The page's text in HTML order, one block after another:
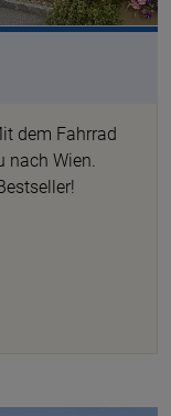
dem Fahrrad
nach Wien.